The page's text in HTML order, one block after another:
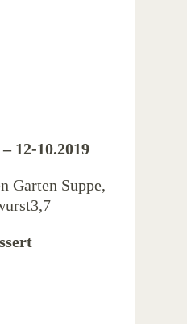
12-10.2019
Garten Suppe,